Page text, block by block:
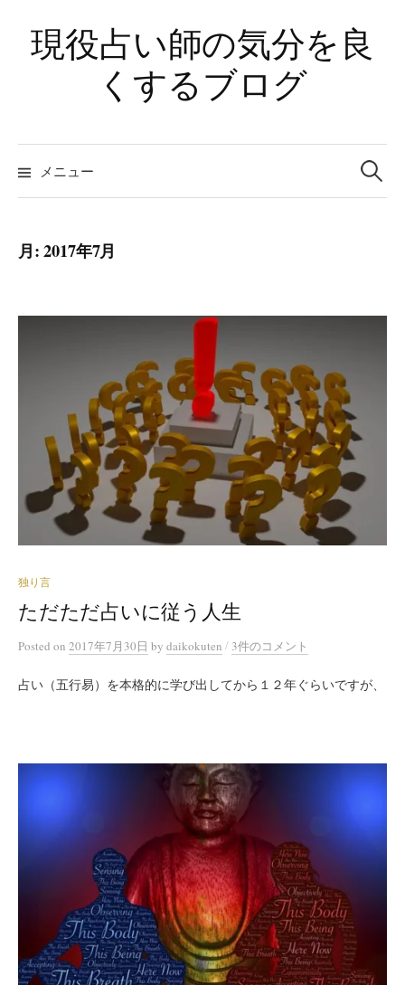
ン
テ
キ
現役占い師の気分を良
くするブログ
メニュー
検
索:
月:2017年7月
独り言
ただただ占いに従う人生
Posted on 2017年7月30日 by daikokuten / 3件のコメント
占い（五行易）を本格的に学び出してから１２年ぐらいですが、